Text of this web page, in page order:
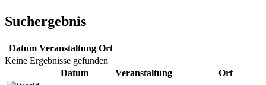
Suchergebnis
Datum Veranstaltung Ort
Keine Ergebnisse gefunden
Datum
Veranstaltung Ort